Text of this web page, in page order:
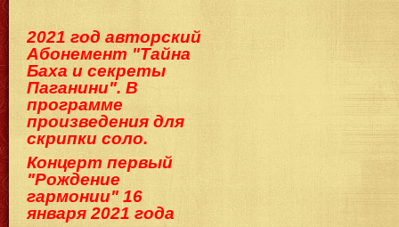
2021 год авторский
Абонемент "Тайна
Баха и секреты
Паганини". В
программе
произведения для
скрипки соло.
Концерт первый
"Рождение
гармонии" 16
января 2021 года